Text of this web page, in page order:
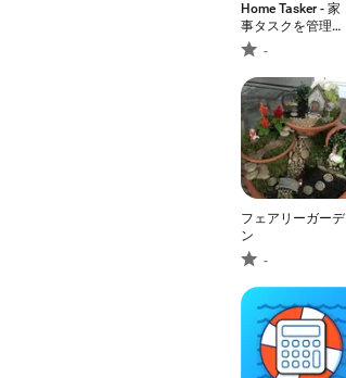
Home Tasker - 家
事タスクを管理し
て家事効率化
-
フェアリーガーデ
ン
-